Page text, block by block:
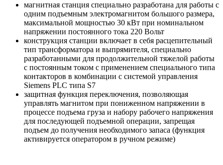
магнитная станция специально разработана для работы с
одним подъемным электромагнитом большого размера,
максимальной мощностью 30 кВт при номинальном
напряжении постоянного тока 220 Вольт
конструкция станции включает в себя расцепительный
тип трансформатора и выпрямителя, специально
разработанными для продолжительной тяжелой работы
с постоянным током с применением специального типа
контакторов в комбинации с системой управления
Siemens PLC типа S7
защитная функция переключения, позволяющая
управлять магнитом при пониженном напряжении в
процессе подъема груза и набору рабочего напряжения
для последующей подъемной операции, запрещая
подъем до получения необходимого запаса (функция
активируется оператором в ручном режиме)